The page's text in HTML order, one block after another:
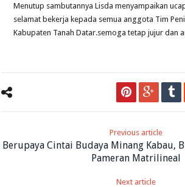
Menutup sambutannya Lisda menyampaikan
selamat bekerja kepada semua anggota Tim
Kabupaten Tanah Datar.semoga tetap jujur dan
Previous article
Berupaya Cintai Budaya Minang Kabau,
Pameran Matrilineal
Next article